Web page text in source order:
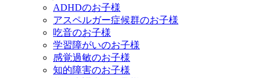
ADHDのお子様
アスペルガー症候群のお子様
吃音のお子様
学習障がいのお子様
感覚過敏のお子様
知的障害のお子様